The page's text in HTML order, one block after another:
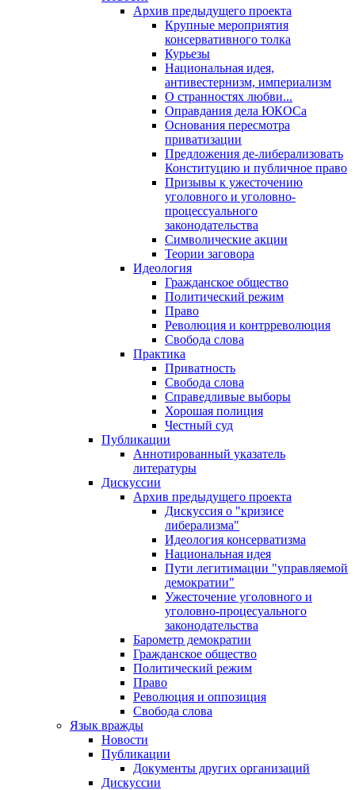
Архив предыдущего проекта
Крупные мероприятия
консервативного толка
Курьезы
Национальная идея,
антивестернизм, империализм
О странностях любви...
Оправдания дела ЮКОСа
Основания пересмотра
приватизации
Предложения де-либерализовать
Конституцию и публичное право
Призывы к ужесточению
уголовного и уголовно-
процессуального
законодательства
Символические акции
Теории заговора
Идеология
Гражданское общество
Политический режим
Право
Революция и контрреволюция
Свобода слова
Практика
Приватность
Свобода слова
Справедливые выборы
Хорошая полиция
Честный суд
Публикации
Аннотированный указатель
литературы
Дискуссии
Архив предыдущего проекта
Дискуссия о "кризисе
либерализма"
Идеология консерватизма
Национальная идея
Пути легитимации "управляемой
демократии"
Ужесточение уголовного и
уголовно-процесуального
законодательства
Барометр демократии
Гражданское общество
Политический режим
Право
Революция и оппозиция
Свобода слова
Язык вражды
Новости
Публикации
Документы других организаций
Дискуссии